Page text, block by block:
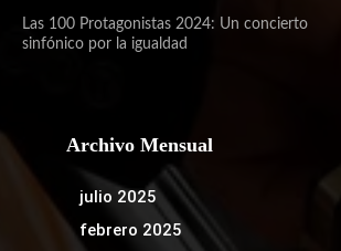
Las 100 Protagonistas 2024: Un concierto
sinfónico por la igualdad
Archivo Mensual
julio 2025
febrero 2025